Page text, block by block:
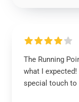
The Running
what I expected!
special touch to